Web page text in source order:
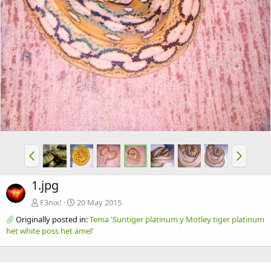
1.jpg
F3nix!
20 May 2015
Originally posted in:Tema 'Suntiger platinum y Motley tiger platinum
het white poss het amel'